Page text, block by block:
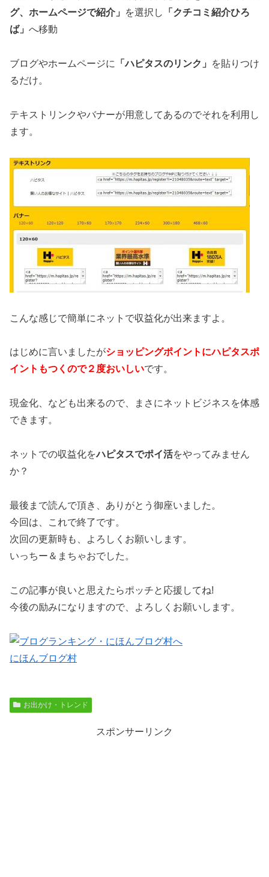
グ、ホームページで紹介」
を選択し
「クチコミ紹介ひろ
ば」 へ移動
ブログやホームページに 「ハピタスのリンク」
を貼りつけ
るだけ。
テキストリンクやバナーが用意してあるのでそれを利用し
ます。
こんな感じで簡単にネットで収益化が出来ますよ。
はじめに言いましたがショッピングポイントにハピタスポ
イントもつくので２度おいしいです。
現金化、なども出来るので、まさにネットビジネスを体感
できます。
ネットでの収益化をハピタスでポイ活をやってみません
か？
最後まで読んで頂き、ありがとう御座いました。
今回は、これで終了です。
次回の更新時も、よろしくお願いします。
いっちー＆まちゃおでした。
この記事が良いと思えたらポッチと応援してね!
今後の励みになりますので、よろしくお願いします。
にほんブログ村
お出かけ・トレンド
スポンサーリンク